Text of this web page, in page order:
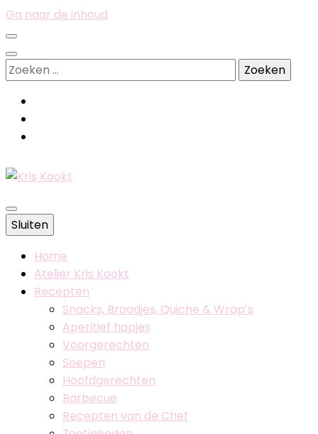
Ga naar de inhoud
Zoeken
naar:
Kris Kookt
Belgische foodblog
Sluiten
Home
Atelier Kris Kookt
Recepten
Snacks, Broodjes, Quiche & Wrap’s
Aperitief hapjes
Voorgerechten
Soepen
Hoofdgerechten
Barbecue
Recepten van de Chef